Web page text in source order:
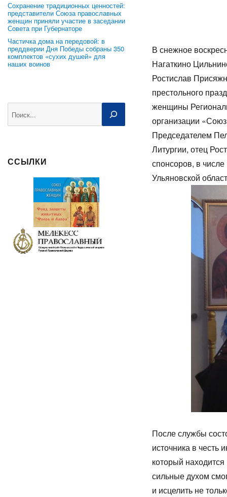
Сохранение традиционных ценностей:
представители Союза православных
женщин приняли участие в заседании
Совета при Губернаторе
Частичка дома на передовой: в
преддверии Дня Победы собраны 350
комплектов «сухих душей» для
наших воинов
ССЫЛКИ
В снежное
Нагаткино
Ростислав
престольного
женщины
организации
Председателем
Литургии, отец
спонсоров, в
Ульяновской
После службы
источника в
который
сильные духом
и исцелить не